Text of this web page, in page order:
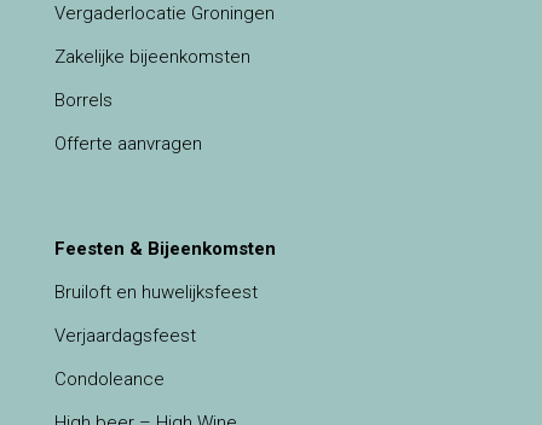
Vergaderlocatie Groningen
Zakelijke bijeenkomsten
Borrels
Offerte aanvragen
Feesten & Bijeenkomsten
Bruiloft en huwelijksfeest
Verjaardagsfeest
Condoleance